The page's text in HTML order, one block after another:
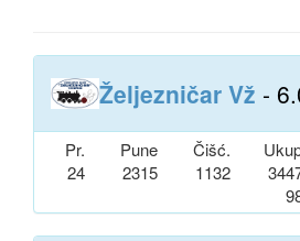
Željezničar Vž -
Pr. Pune Čišć.
24
2315 1132